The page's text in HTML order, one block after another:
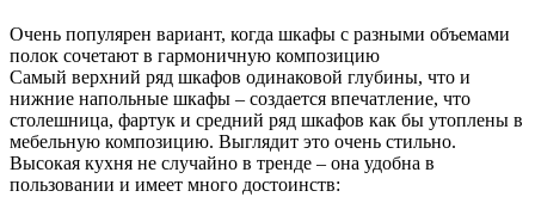
Очень популярен вариант, когда шкафы с разными объемами
полок сочетают в гармоничную композицию
Самый верхний ряд шкафов одинаковой глубины, что и
нижние напольные шкафы – создается впечатление, что
столешница, фартук и средний ряд шкафов как бы утоплены в
мебельную композицию. Выглядит это очень стильно.
Высокая кухня не случайно в тренде – она удобна в
пользовании и имеет много достоинств: